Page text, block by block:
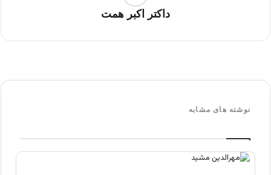
داکتر اکبر همت
نوشته های مشابه